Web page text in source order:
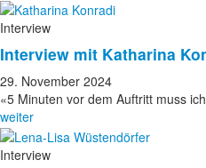
Interview
Interview mit Katharina
29. November 2024
«5 Minuten vor dem Auftritt muss
weiter
Interview